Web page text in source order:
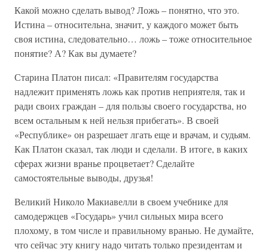
Какой можно сделать вывод? Ложь – понятно, что это.
Истина – относительна, значит, у каждого может быть
своя истина, следовательно… ложь – тоже относительное
понятие? А? Как вы думаете?
Старина Платон писал: «Правителям государства
надлежит применять ложь как против неприятеля, так и
ради своих граждан – для пользы своего государства, но
всем остальным к ней нельзя прибегать». В своей
«Республике» он разрешает лгать еще и врачам, и судьям.
Как Платон сказал, так люди и сделали. В итоге, в каких
сферах жизни вранье процветает? Сделайте
самостоятельные выводы, друзья!
Великий Николо Макиавелли в своем учебнике для
самодержцев «Государь» учил сильных мира всего
плохому, в том числе и правильному вранью. Не думайте,
что сейчас эту книгу надо читать только президентам и